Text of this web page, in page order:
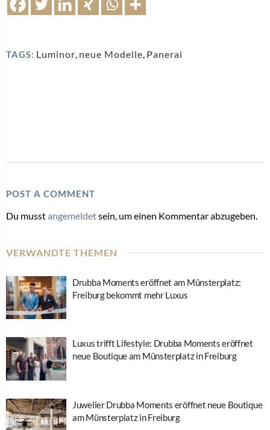
TAGS: Luminor neue Modelle Panerai
POST A COMMENT
Du musstangemeldetsein, um einen Kommentar abzugeben.
VERWANDTE THEMEN
Drubba Moments eröffnet am Münsterplatz:
Freiburg bekommt mehr Luxus
Luxus trifft Lifestyle: Drubba Moments eröffnet
neue Boutique am Münsterplatz in Freiburg
Juwelier Drubba Moments eröffnet neue Boutique
am Münsterplatz in Freiburg